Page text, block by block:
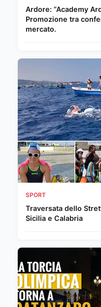
Ardore: “Academy
Promozione tra
mercato.
SPORT
Traversata dello
Sicilia e Calabria